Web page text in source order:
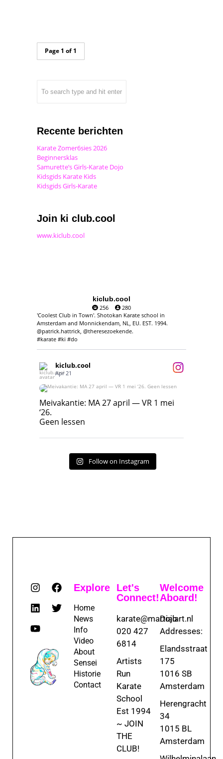
Page 1 of 1
Recente berichten
Karate Zomer6sies 2026
Beginnersklas
Samurette’s Girls-Karate Dojo
Kidsgids Karate Kids
Kidsgids Girls-Karate
Join ki club.cool
www.kiclub.cool
kiclub.cool
256
280
'Coolest Club in Town'. Shotokan Karate school in
Amsterdam and Monnickendam, NL, EU. EST. 1994.
@patrick.hattrick, @theresezoekende.
#karate #ki #do
kiclub.cool
Apr 21
Meivakantie: MA 27 april — VR 1 mei ‘26.
Geen lessen
Meivakantie: MA 27 april — VR 1 mei
‘26.
Geen lessen
Follow on Instagram
Explore
Home
News
Info
Video
About
Sensei
Historie
Contact
Let's
Connect!
karate@martialart.nl
020 427
6814
Artists
Run
Karate
School
Est 1994
~ JOIN
THE
CLUB!
Welcome
Aboard!
Dojo
Addresses:
Elandsstraat
175
1016 SB
Amsterdam
Herengracht
34
1015 BL
Amsterdam